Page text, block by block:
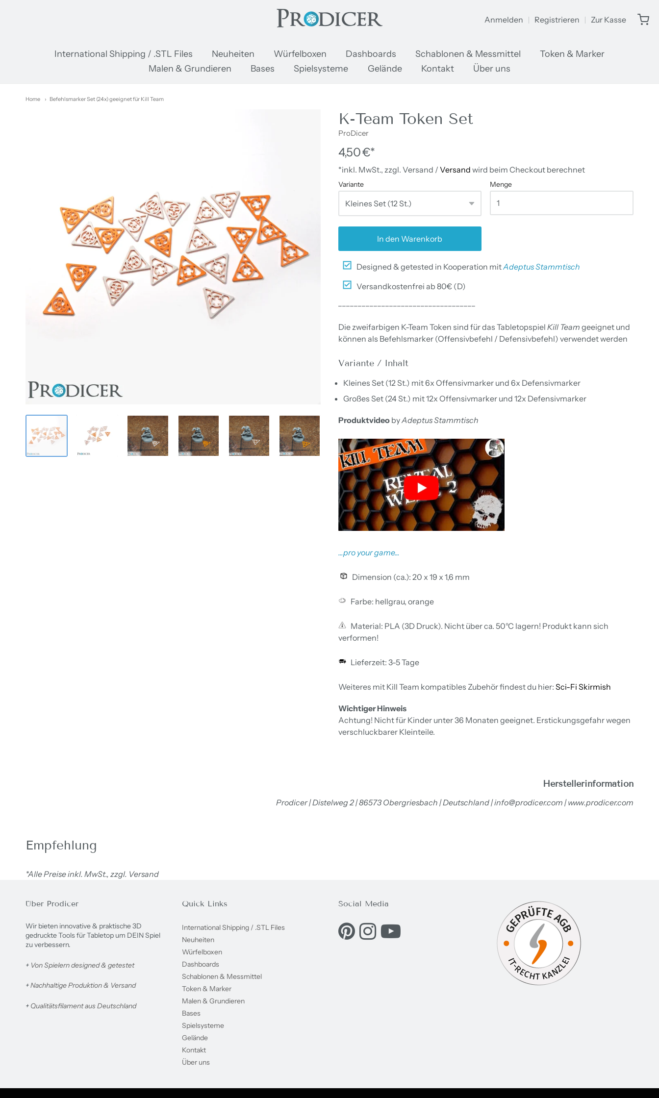
Anmelden Registrieren Zur Kasse
International Shipping / .STL Files Neuheiten Würfelboxen Dashboards Schablonen & Messmittel
Token & Marker
Malen & Grundieren
Bases Spielsysteme Gelände Kontakt Über uns
Home Befehlsmarker Set (24x) geeignet für Kill Team
K-Team Token Set
ProDicer
4,50 €*
*inkl. MwSt., zzgl. Versand / Versand wird beim Checkout berechnet
Variante Menge
In den Warenkorb
Designed & getested in Kooperation mitAdeptus Stammtisch
Versandkostenfrei ab 80€ (D)
Die zweifarbigen K-Team Token sind für das Tabletopspiel Kill Team geeignet und
können als Befehlsmarker (Offensivbefehl / Defensivbefehl) verwendet werden
Variante / Inhalt
Kleines Set (12 St.) mit 6x Offensivmarker und 6x Defensivmarker
Großes Set (24 St.) mit 12x Offensivmarker und 12x Defensivmarker
Produktvideo byAdeptus Stammtisch
...pro your game...
Dimension (ca.): 20 x 19 x 1,6 mm
Farbe: hellgrau, orange
Material: PLA (3D Druck). Nicht über ca. 50°C lagern! Produkt kann sich
verformen!
Lieferzeit: 3-5 Tage
Weiteres mit Kill Team kompatibles Zubehör findest du hier: Sci-Fi Skirmish
Wichtiger Hinweis
Achtung! Nicht für Kinder unter 36 Monaten geeignet. Erstickungsgefahr wegen
verschluckbarer Kleinteile.
Herstellerinformation
Prodicer | Distelweg 2 | 86573 Obergriesbach | Deutschland | info@prodicer.com | www.prodicer.com
Empfehlung
*Alle Preise inkl. MwSt., zzgl. Versand
Über Prodicer
Wir bieten innovative & praktische 3D
gedruckte Tools für Tabletop um DEIN Spiel
zu verbessern.
+ Von Spielern designed & getestet
+Nachhaltige Produktion & Versand
+ Qualitätsfilament aus Deutschland
Quick Links
International Shipping / .STL Files
Neuheiten
Würfelboxen
Dashboards
Schablonen & Messmittel
Token & Marker
Malen & Grundieren
Bases
Spielsysteme
Gelände
Kontakt
Über uns
Social Media
Eine externe Webseite in einem neuen Fenster öffnen.
Eine externe Webseite in einem neuen Fenster öffnen.
Eine externe Webseite in einem neuen Fenster öffnen.